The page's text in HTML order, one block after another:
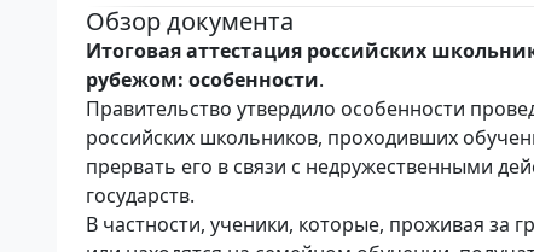
Обзор документа
Итоговая аттестация российских
рубежом: особенности.
Правительство утвердило особенности
российских школьников, проходивших
прервать его в связи с недружественными
государств.
В частности, ученики, которые, проживая за